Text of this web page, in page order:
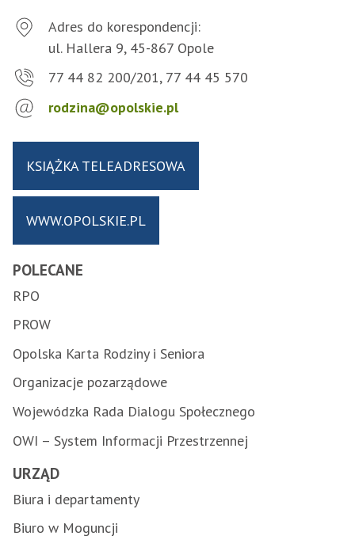
Adres do korespondencji:
ul. Hallera 9, 45-867 Opole
77 44 82 200/201, 77 44 45 570
rodzina@opolskie.pl
KSIĄŻKA TELEADRESOWA
WWW.OPOLSKIE.PL
POLECANE
RPO
PROW
Opolska Karta Rodziny i Seniora
Organizacje pozarządowe
Wojewódzka Rada Dialogu Społecznego
OWI – System Informacji Przestrzennej
URZĄD
Biura i departamenty
Biuro w Moguncji